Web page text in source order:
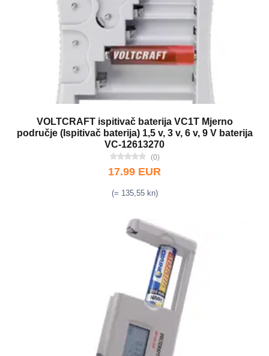
VOLTCRAFT ispitivač baterija VC1T Mjerno
područje (Ispitivač baterija) 1,5 v, 3 v, 6 v, 9 V baterija
VC-12613270
(0)
17.99 EUR
(= 135,55 kn)